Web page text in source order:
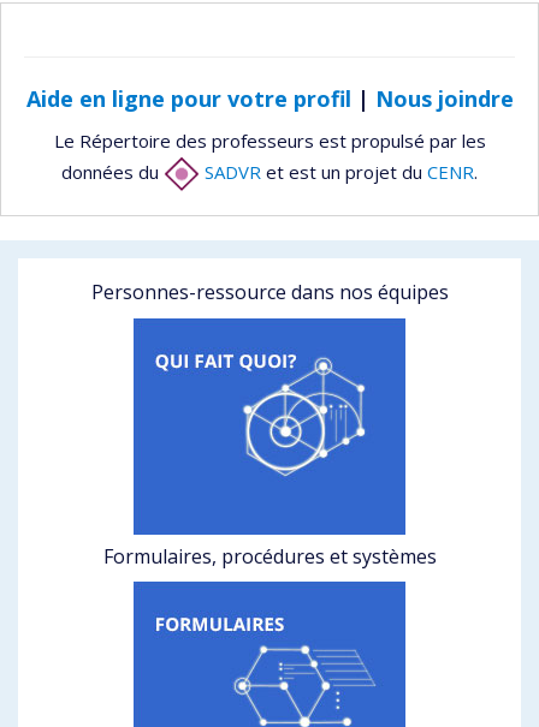
Aide en ligne pour votre profil | Nous joindre
Le Répertoire des professeurs est propulsé par les
données du
SADVR et est un projet du CENR.
Personnes-ressource dans nos équipes
Formulaires, procédures et systèmes